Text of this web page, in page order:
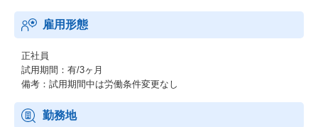
雇用形態
正社員
試用期間：有/3ヶ月
備考：試用期間中は労働条件変更なし
勤務地